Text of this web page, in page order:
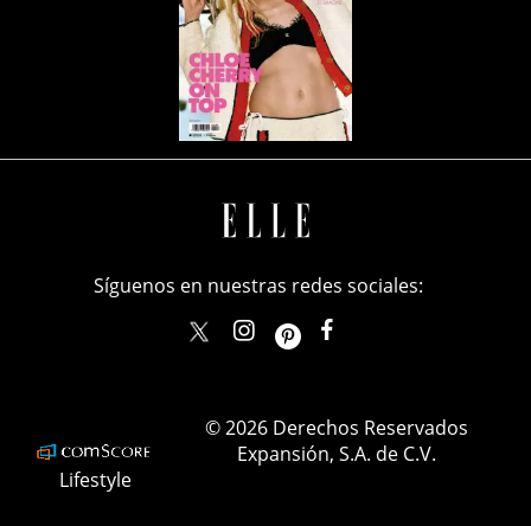
Síguenos en nuestras redes sociales:
elle_mexicoellemexico
Lifestyle
© 2026 Derechos Reservados
Expansión, S.A. de C.V.